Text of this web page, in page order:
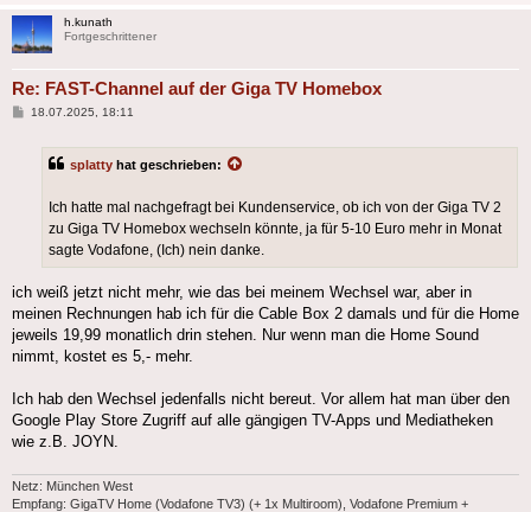
h.kunath
Fortgeschrittener
Re: FAST-Channel auf der Giga TV Homebox
Beitrag
18.07.2025, 18:11
splatty hat geschrieben:
Ich hatte mal nachgefragt bei Kundenservice, ob ich von der Giga TV 2
zu Giga TV Homebox wechseln könnte, ja für 5-10 Euro mehr in Monat
sagte Vodafone, (Ich) nein danke.
ich weiß jetzt nicht mehr, wie das bei meinem Wechsel war, aber in
meinen Rechnungen hab ich für die Cable Box 2 damals und für die Home
jeweils 19,99 monatlich drin stehen. Nur wenn man die Home Sound
nimmt, kostet es 5,- mehr.
Ich hab den Wechsel jedenfalls nicht bereut. Vor allem hat man über den
Google Play Store Zugriff auf alle gängigen TV-Apps und Mediatheken
wie z.B. JOYN.
Netz: München West
Empfang: GigaTV Home (Vodafone TV3) (+ 1x Multiroom), Vodafone Premium +